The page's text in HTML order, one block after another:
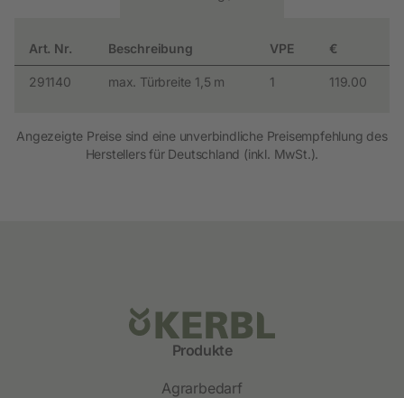
Art. Nr. Beschreibung VPE €
291140 max. Türbreite 1,5 m 1 119.00
Angezeigte Preise sind eine unverbindliche Preisempfehlung des
Herstellers für Deutschland (inkl. MwSt.).
Produkte
Agrarbedarf